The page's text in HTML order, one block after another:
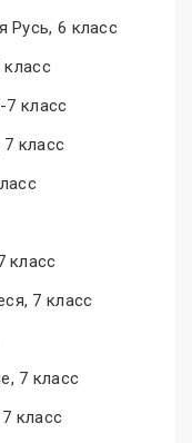
Русь, 6 класс
класс
7 класс
7 класс
класс
7 класс
7 класс
класс